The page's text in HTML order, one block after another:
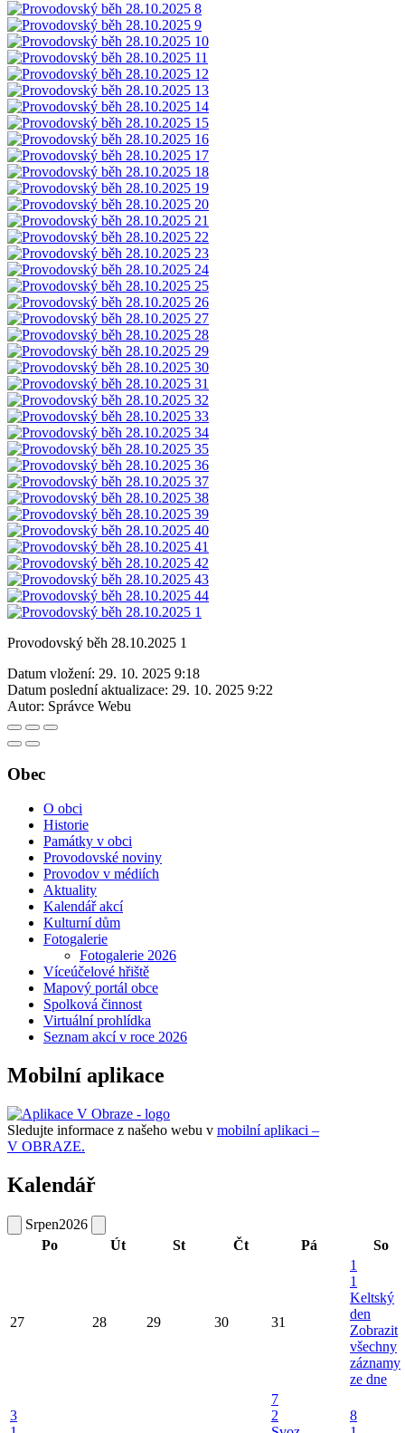
Provodovský běh 28.10.2025 1
Datum vložení: 29. 10. 2025 9:18
Datum poslední aktualizace: 29. 10. 2025 9:22
Autor: Správce Webu
Obec
O obci
Historie
Památky v obci
Provodovské noviny
Provodov v médiích
Aktuality
Kalendář akcí
Kulturní dům
Fotogalerie
Fotogalerie 2026
Víceúčelové hřiště
Mapový portál obce
Spolková činnost
Virtuální prohlídka
Seznam akcí v roce 2026
Mobilní aplikace
Sledujte informace z našeho webu v mobilní aplikaci –
V OBRAZE.
Kalendář
Srpen2026
Po
Út St Čt Pá So
27 28 29 30 31
1
1
Keltský
den
Zobrazit
všechny
záznamy
ze dne
3
7
2
8